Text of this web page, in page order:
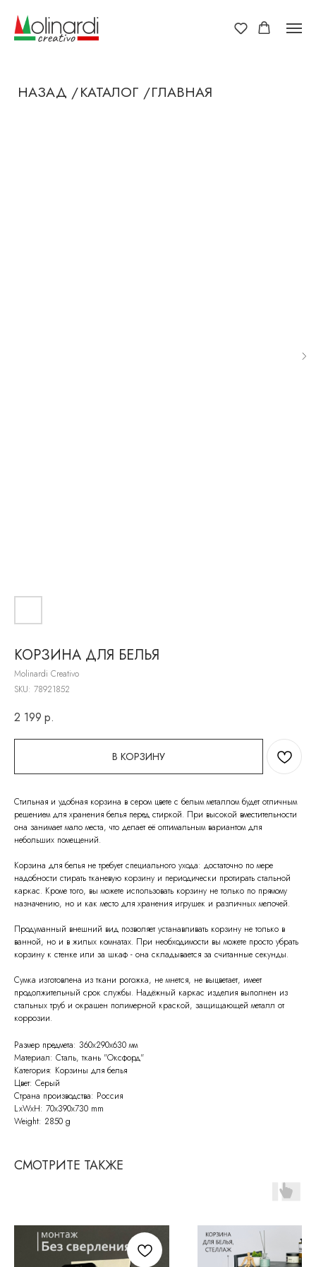
КОРЗИНА ДЛЯ БЕЛЬЯ
Molinardi Creativo
SKU: 78921852
2 199 р.
В КОРЗИНУ
Стильная и удобная корзина в сером цвете с белым металлом будет отличным
решением для хранения белья перед стиркой. При высокой вместительности
она занимает мало места, что делает её оптимальным вариантом для
небольших помещений.
Корзина для белья не требует специального ухода: достаточно по мере
надобности стирать тканевую корзину и периодически протирать стальной
каркас. Кроме того, вы можете использовать корзину не только по прямому
назначению, но и как место для хранения игрушек и различных мелочей.
Продуманный внешний вид позволяет устанавливать корзину не только в
ванной, но и в жилых комнатах. При необходимости вы можете просто убрать
корзину к стенке или за шкаф - она складывается за считанные секунды.
Сумка изготовлена из ткани рогожка, не мнется, не выцветает, имеет
продолжительный срок службы. Надёжный каркас изделия выполнен из
стальных труб и окрашен полимерной краской, защищающей металл от
коррозии.
Размер предмета: 360х290х630 мм
Материал: Сталь, ткань "Оксфорд"
Категория: Корзины для белья
Цвет: Серый
Страна производства: Россия
LxWxH: 70x390x730 mm
Weight: 2850 g
СМОТРИТЕ ТАКЖЕ
СВЯЖИТЕСЬ С НАМИ
По всем возникающим вопросам